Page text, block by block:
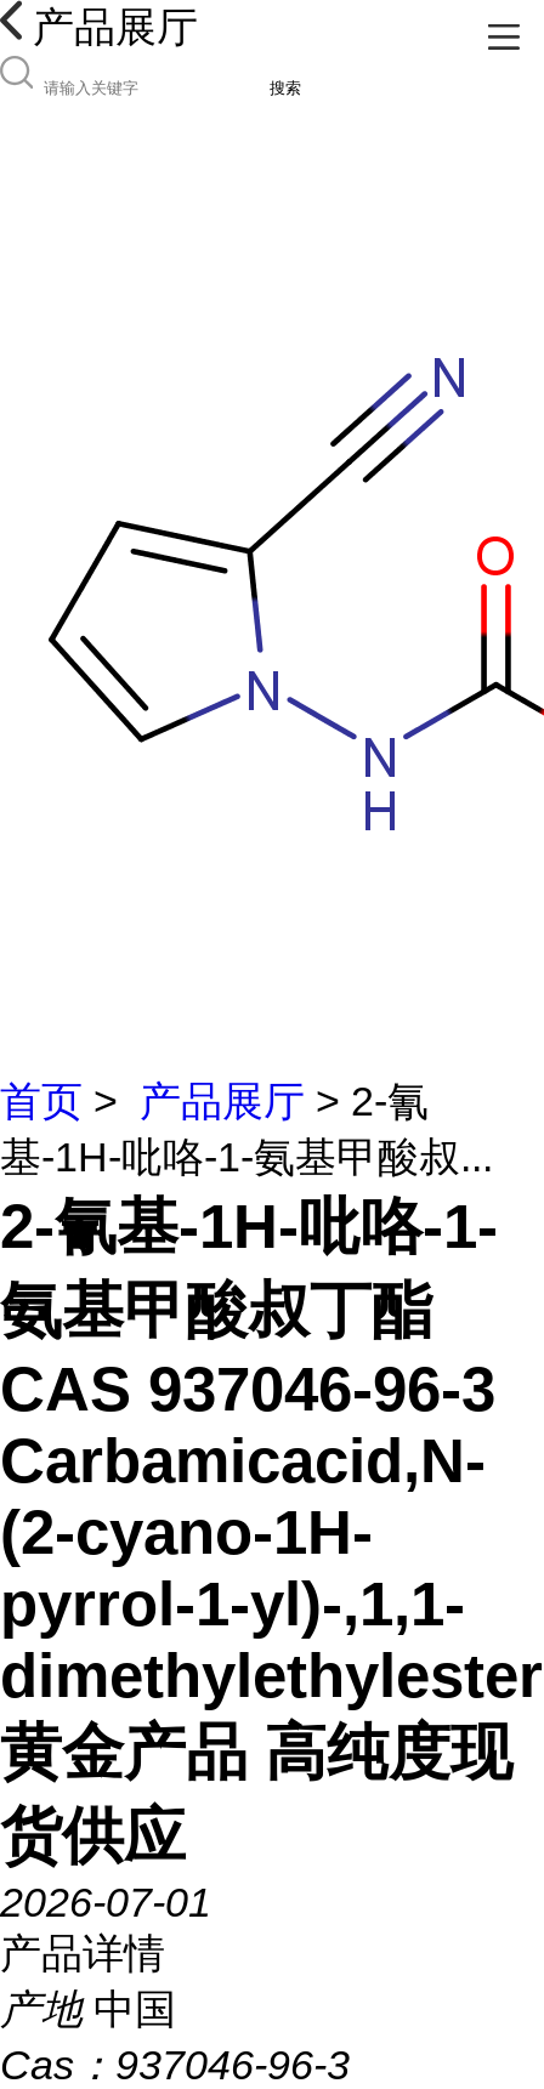
产品展厅
搜索
首页 > 产品展厅 > 2-氰
基-1H-吡咯-1-氨基甲酸叔...
2-氰基-1H-吡咯-1-
氨基甲酸叔丁酯
CAS 937046-96-3
Carbamicacid,N-
(2-cyano-1H-
pyrrol-1-yl)-,1,1-
dimethylethylester
黄金产品 高纯度现
货供应
2026-07-01
产品详情
产地 中国
Cas： 937046-96-3